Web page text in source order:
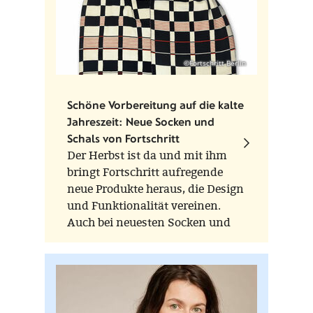
©Fortschritt Berlin
Schöne Vorbereitung auf die kalte
Jahreszeit: Neue Socken und
Schals von Fortschritt
Der Herbst ist da und mit ihm
bringt Fortschritt aufregende
neue Produkte heraus, die Design
und Funktionalität vereinen.
Auch bei neuesten Socken und
Schals geht Fortschritt eine
Kooperation mit bekannten
Bauhaus-Künstlern und Designer